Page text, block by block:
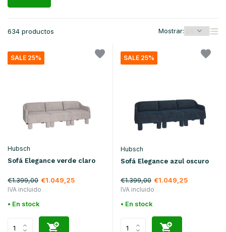
634 productos Mostrar:
SALE 25%
Hubsch
Sofá Elegance verde claro
€1.399,00 €1.049,25
IVA incluido
• En stock
SALE 25%
Hubsch
Sofá Elegance azul oscuro
€1.399,00 €1.049,25
IVA incluido
• En stock